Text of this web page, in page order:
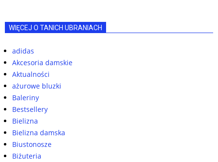
WIĘCEJ O TANICH UBRANIACH
adidas
Akcesoria damskie
Aktualności
ażurowe bluzki
Baleriny
Bestsellery
Bielizna
Bielizna damska
Biustonosze
Biżuteria